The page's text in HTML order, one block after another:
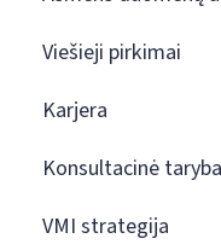
Viešieji pirkimai
Karjera
Konsultacinė taryba
VMI strategija